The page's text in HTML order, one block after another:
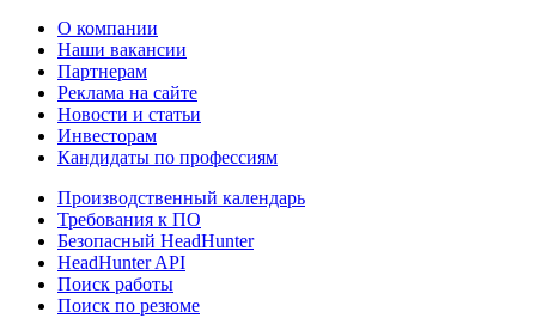
О компании
Наши вакансии
Партнерам
Реклама на сайте
Новости и статьи
Инвесторам
Кандидаты по профессиям
Производственный календарь
Требования к ПО
Безопасный HeadHunter
HeadHunter API
Поиск работы
Поиск по резюме